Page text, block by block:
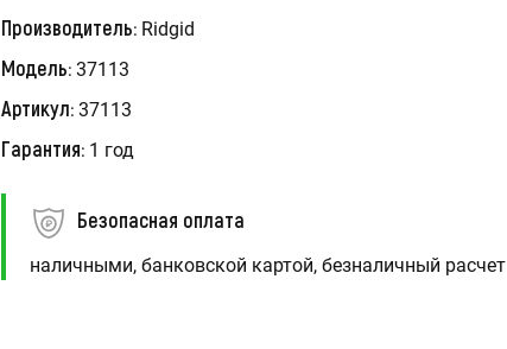
Производитель: Ridgid
Модель: 37113
Артикул: 37113
Гарантия: 1 год
Безопасная оплата
наличными, банковской картой, безналичный расчет